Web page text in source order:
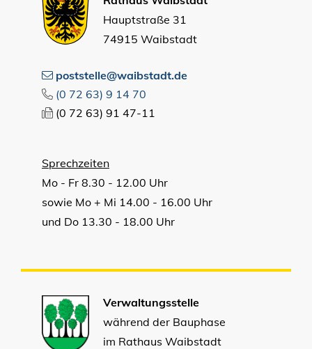
Hauptstraße 31
74915 Waibstadt
poststelle@waibstadt.de
(0 72 63) 9 14 70
(0 72 63) 91 47-11
Sprechzeiten
Mo - Fr 8.30 - 12.00 Uhr
sowie Mo + Mi 14.00 - 16.00 Uhr
und Do 13.30 - 18.00 Uhr
Verwaltungsstelle
während der Bauphase
im Rathaus Waibstadt